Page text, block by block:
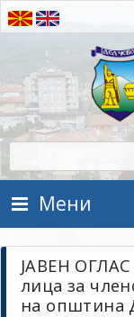
Прескокнете на
Општина Делчево
Општина Делчево
Мени
ЈАВЕН
лица за
на општина